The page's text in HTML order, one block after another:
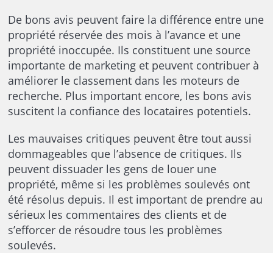
De bons avis peuvent faire la différence entre une
propriété réservée des mois à l’avance et une
propriété inoccupée. Ils constituent une source
importante de marketing et peuvent contribuer à
améliorer le classement dans les moteurs de
recherche. Plus important encore, les bons avis
suscitent la confiance des locataires potentiels.
Les mauvaises critiques peuvent être tout aussi
dommageables que l’absence de critiques. Ils
peuvent dissuader les gens de louer une
propriété, même si les problèmes soulevés ont
été résolus depuis. Il est important de prendre au
sérieux les commentaires des clients et de
s’efforcer de résoudre tous les problèmes
soulevés.